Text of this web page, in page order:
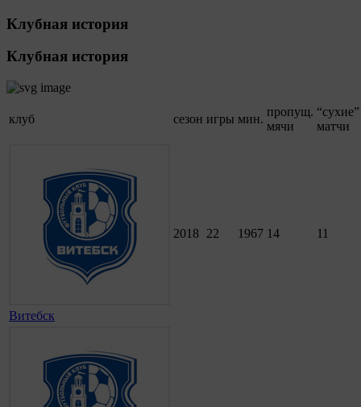
Клубная история
Клубная история
клуб сезон игры мин.
пропущ.
мячи
“сухие”
матчи
Витебск
2018 22 1967 14 11